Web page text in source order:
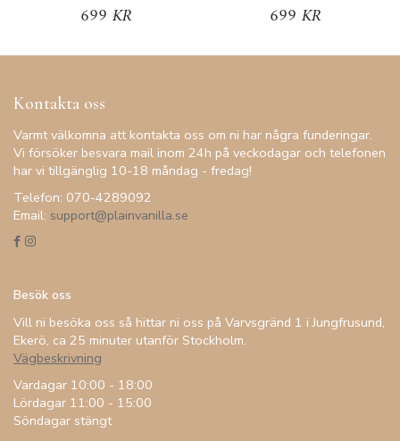
699 KR 699 KR
Kontakta oss
Varmt välkomna att kontakta oss om ni har några funderingar.
Vi försöker besvara mail inom 24h på veckodagar och telefonen
har vi tillgänglig 10-18 måndag - fredag!
Telefon: 070-4289092
Email: support@plainvanilla.se
Besök oss
Vill ni besöka oss så hittar ni oss på Varvsgränd 1 i Jungfrusund,
Ekerö, ca 25 minuter utanför Stockholm.
Vägbeskrivning
Vardagar 10:00 - 18:00
Lördagar 11:00 - 15:00
Söndagar stängt